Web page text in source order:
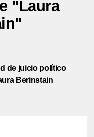
"Laura
de juicio político
Berinstain